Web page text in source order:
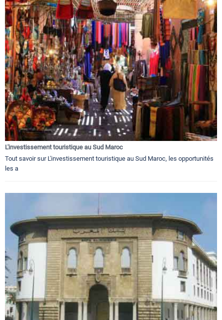
L'investissement touristique au Sud Maroc
Tout savoir sur L'investissement touristique au Sud Maroc, les opportunités
les a